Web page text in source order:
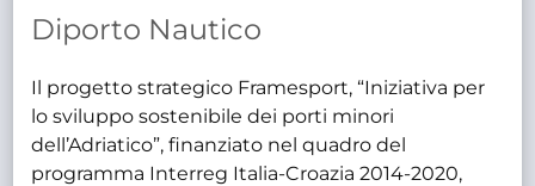
Diporto Nautico
Il progetto strategico Framesport, “Iniziativa per
lo sviluppo sostenibile dei porti minori
dell’Adriatico”, finanziato nel quadro del
programma Interreg Italia-Croazia 2014-2020,